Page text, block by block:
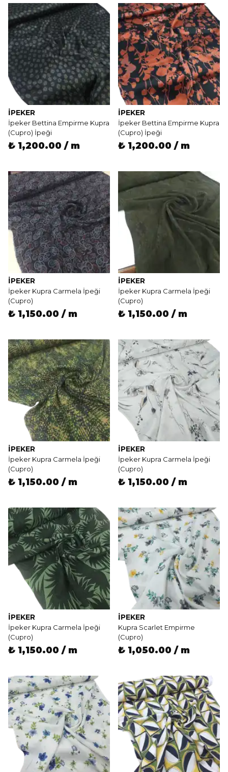
İPEKER
İpeker Bettina Empirme Kupra
(Cupro) İpeği
₺ 1,200.00 / m
İPEKER
İpeker Bettina Empirme Kupra
(Cupro) İpeği
₺ 1,200.00 / m
İPEKER
İpeker Kupra Carmela İpeği
(Cupro)
₺ 1,150.00 / m
İPEKER
İpeker Kupra Carmela İpeği
(Cupro)
₺ 1,150.00 / m
İPEKER
İpeker Kupra Carmela İpeği
(Cupro)
₺ 1,150.00 / m
İPEKER
İpeker Kupra Carmela İpeği
(Cupro)
₺ 1,150.00 / m
İPEKER
İpeker Kupra Carmela İpeği
(Cupro)
₺ 1,150.00 / m
İPEKER
Kupra Scarlet Empirme
(Cupro)
₺ 1,050.00 / m